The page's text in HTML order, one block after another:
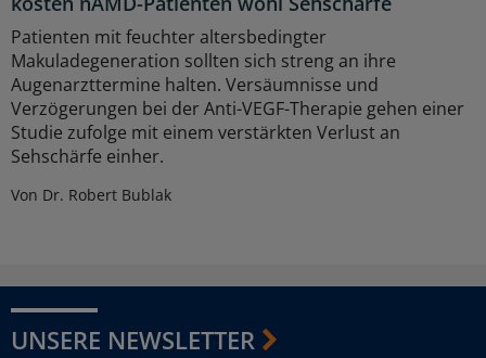
Patienten mit feuchter altersbedingter
Makuladegeneration sollten sich streng an ihre
Augenarzttermine halten. Versäumnisse und
Verzögerungen bei der Anti-VEGF-Therapie gehen einer
Studie zufolge mit einem verstärkten Verlust an
Sehschärfe einher.
Von Dr. Robert Bublak
UNSERE NEWSLETTER